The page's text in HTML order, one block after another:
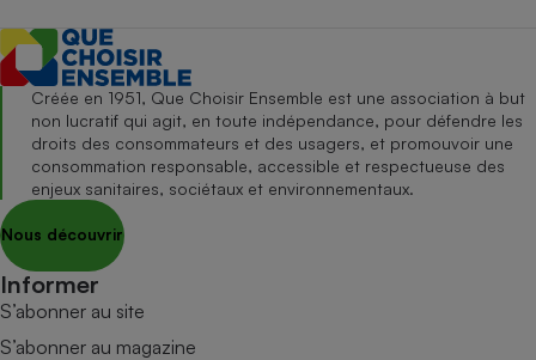
Créée en 1951, Que Choisir Ensemble est une association à but
non lucratif qui agit, en toute indépendance, pour défendre les
droits des consommateurs et des usagers, et promouvoir une
consommation responsable, accessible et respectueuse des
enjeux sanitaires, sociétaux et environnementaux.
Nous découvrir
Informer
S’abonner au site
S’abonner au magazine